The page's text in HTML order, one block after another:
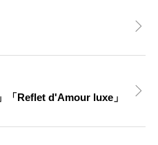
「Reflet d'Amour luxe」